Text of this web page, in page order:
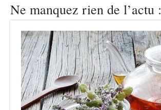
Ne manquez rien de l’actu :